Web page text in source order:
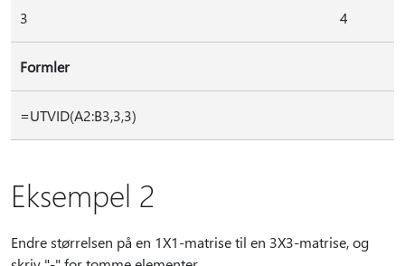
3 4
Formler
=UTVID(A2:B3,3,3)
Eksempel 2
Endre størrelsen på en 1X1-matrise til en 3X3-matrise, og